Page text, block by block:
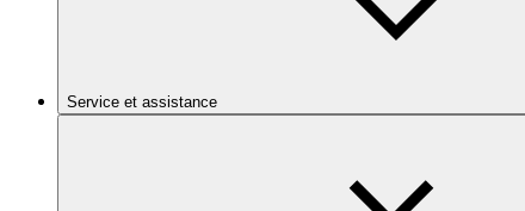
Service et assistance